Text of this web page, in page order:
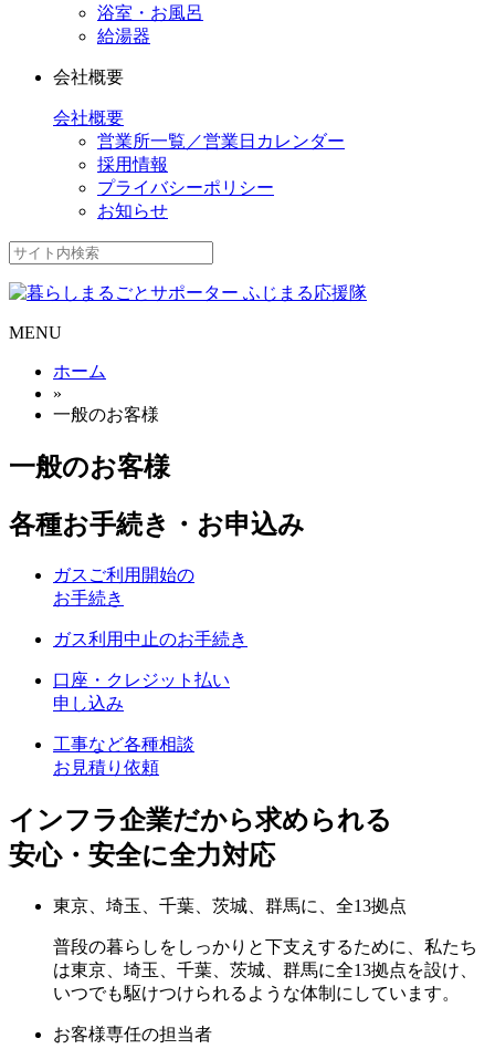
浴室・お風呂
給湯器
会社概要
会社概要
営業所一覧／営業日カレンダー
採用情報
プライバシーポリシー
お知らせ
MENU
ホーム
»
一般のお客様
一般のお客様
各種お手続き・お申込み
ガスご利用開始の
お手続き
ガス利用中止のお手続き
口座・クレジット払い
申し込み
工事など各種相談
お見積り依頼
インフラ企業だから求められる
安心・安全に全力対応
東京、埼玉、千葉、茨城、群馬に、全13拠点
普段の暮らしをしっかりと下支えするために、私たち
は東京、埼玉、千葉、茨城、群馬に全13拠点を設け、
いつでも駆けつけられるような体制にしています。
お客様専任の担当者